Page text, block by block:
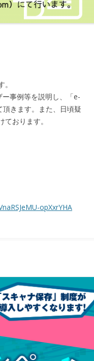
事例等を説明し、「e-
きます。また、日頃疑
おります。
opXxrYHA